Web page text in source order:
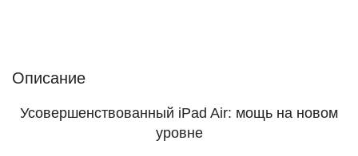
Описание
Усовершенствованный iPad Air: мощь на новом
уровне